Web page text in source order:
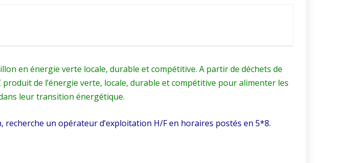
en énergie verte locale, durable et compétitive. A partir de déchets de
produit de l’énergie verte, locale, durable et compétitive pour alimenter les
leur transition énergétique.
un opérateur d’exploitation H/F en horaires postés en 5*8.